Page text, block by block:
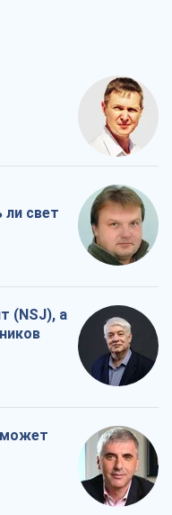
ли свет
(NSJ), а
может